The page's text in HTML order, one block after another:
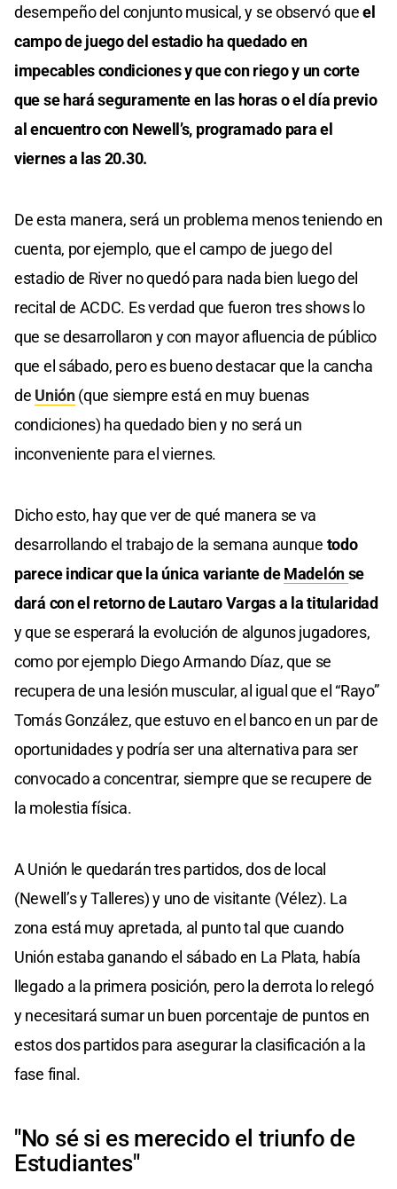
desempeño del conjunto musical, y se observó queel
campo de juego del estadio ha quedado en
impecables condiciones y que con riego y un corte
que se hará seguramente en las horas o el día previo
al encuentro con Newell’s, programado para el
viernes a las 20.30.
De esta manera, será un problema menos teniendo en
cuenta, por ejemplo, que el campo de juego del
estadio de River no quedó para nada bien luego del
recital de ACDC. Es verdad que fueron tres shows lo
que se desarrollaron y con mayor afluencia de público
que el sábado, pero es bueno destacar que la cancha
de Unión(que siempre está en muy buenas
condiciones) ha quedado bien y no será un
inconveniente para el viernes.
Dicho esto, hay que ver de qué manera se va
desarrollando el trabajo de la semana aunque todo
parece indicar que la única variante deMadelónse
dará con el retorno de Lautaro Vargas a la titularidad
y que se esperará la evolución de algunos jugadores,
como por ejemplo Diego Armando Díaz, que se
recupera de una lesión muscular, al igual que el “Rayo”
Tomás González, que estuvo en el banco en un par de
oportunidades y podría ser una alternativa para ser
convocado a concentrar, siempre que se recupere de
la molestia física.
A Unión le quedarán tres partidos, dos de local
(Newell’s y Talleres) y uno de visitante (Vélez). La
zona está muy apretada, al punto tal que cuando
Unión estaba ganando el sábado en La Plata, había
llegado a la primera posición, pero la derrota lo relegó
y necesitará sumar un buen porcentaje de puntos en
estos dos partidos para asegurar la clasificación a la
fase final.
"No sé si es merecido el triunfo de
Estudiantes"